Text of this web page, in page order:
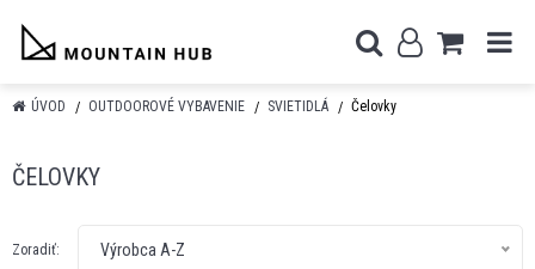
ÚVOD OUTDOOROVÉ VYBAVENIE SVIETIDLÁ Čelovky
ČELOVKY
Zoradiť: Výrobca A-Z